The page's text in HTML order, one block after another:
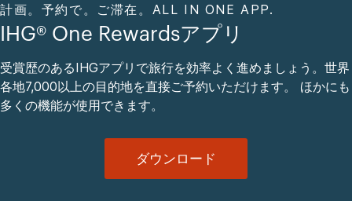
計画。予約で。ご滞在。ALL IN ONE APP.
IHG® One Rewardsアプリ
受賞歴のあるIHGアプリで旅行を効率よく進めましょう。世界
各地7,000以上の目的地を直接ご予約いただけます。 ほかにも
多くの機能が使用できます。
ダウンロード